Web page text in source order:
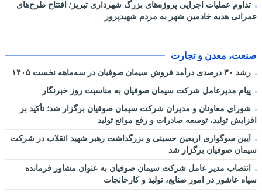
تداوم عملیات اجرایی پروژه‌های بزرگ شهرداری تبریز/ افتتاح طرح‌های
عمرانی هدیه خادمین شهر به مردم شهیدپرور
صنعت، معدن و تجارت
رشد ۳۰ درصدی درآمد فروش سیمان صوفیان در سه‌ماهه نخست ۱۴۰۵
پیام مدیرعامل شرکت سیمان صوفیان به مناسبت روز خبرنگار
شورای معاونان و مدیران شرکت سیمان صوفیان برگزار شد؛ تأکید بر
افزایش تولید، توسعه صادرات و رفع موانع تولید
آیین سوگواری اربعین حسینی و بزرگداشت رهبر شهید انقلاب در شرکت
سیمان صوفیان برگزار شد
انتصاب مدیر عامل شرکت سیمان صوفیان به عنوان مشاور فرمانده
سپاه عاشور در امور صنایع، تولید و کارخانجات